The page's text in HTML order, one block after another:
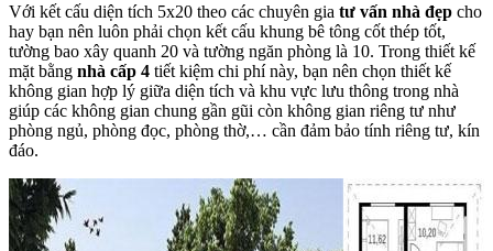
Với kết cấu diện tích 5x20 theo các chuyên gia tư vấn nhà đẹp cho
hay bạn nên luôn phải chọn kết cấu khung bê tông cốt thép tốt,
tường bao xây quanh 20 và tường ngăn phòng là 10. Trong thiết kế
mặt bằng nhà cấp 4 tiết kiệm chi phí này, bạn nên chọn thiết kế
không gian hợp lý giữa diện tích và khu vực lưu thông trong nhà
giúp các không gian chung gần gũi còn không gian riêng tư như
phòng ngủ, phòng đọc, phòng thờ,… cần đảm bảo tính riêng tư, kín
đáo.